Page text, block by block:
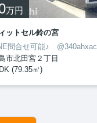
万円
ットセル鈴の宮
市北田宮２丁目
(79.35㎡)